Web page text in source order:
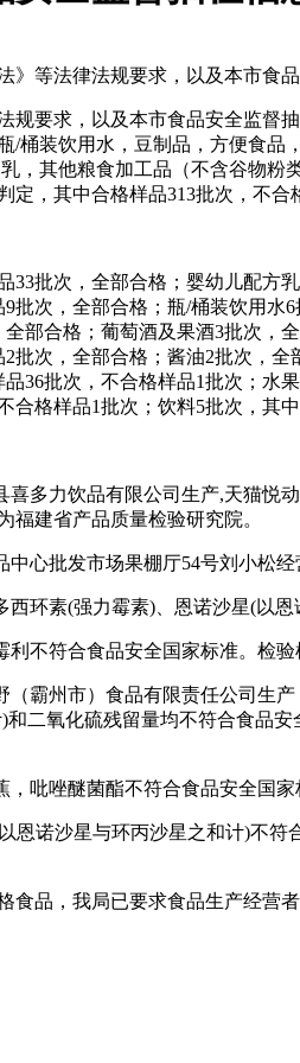
》等法律法规要求，以及本市食
规要求，以及本市食品安全监督
/桶装饮用水，豆制品，方便食
，其他粮食加工品（不含谷物
，其中合格样品313批次，不合
33批次，全部合格；婴幼儿配方
批次，全部合格；瓶/桶装饮用
部合格；葡萄酒及果酒3批次，
批次，全部合格；酱油2批次，
36批次，不合格样品1批次；水
合格样品1批次；饮料5批次，其
喜多力饮品有限公司生产,天猫
福建省产品质量检验研究院。
心批发市场果棚厅54号刘小松
环素(强力霉素)、恩诺沙星(以
不符合食品安全国家标准。检验
（霸州市）食品有限责任公司生
二氧化硫残留量均不符合食品
吡唑醚菌酯不符合食品安全国
恩诺沙星与环丙沙星之和计)不
食品，我局已要求食品生产经营